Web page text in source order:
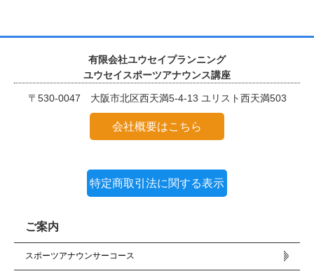
有限会社ユウセイプランニング
ユウセイスポーツアナウンス講座
〒530-0047 大阪市北区西天満5-4-13 ユリスト西天満503
会社概要はこちら
特定商取引法に関する表示
ご案内
スポーツアナウンサーコース